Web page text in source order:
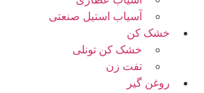
آسیاب استیل صنعتی
خشک کن
خشک کن تونلی
تفت زن
روغن گیر